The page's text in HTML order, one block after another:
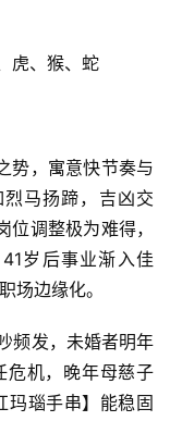
虎、猴、蛇
势，寓意快节奏与
马扬蹄，吉凶交
调整极为难得，
岁后事业渐入佳
场边缘化。
频发，未婚者明年
危机，晚年母慈子
玛瑙手串】能稳固